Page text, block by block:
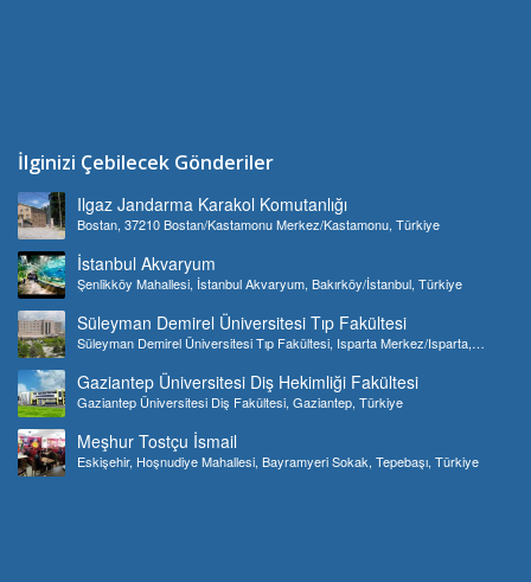
İlginizi Çebilecek Gönderiler
Ilgaz Jandarma Karakol Komutanlığı
Bostan, 37210 Bostan/Kastamonu Merkez/Kastamonu, Türkiye
İstanbul Akvaryum
Şenlikköy Mahallesi, İstanbul Akvaryum, Bakırköy/İstanbul, Türkiye
Süleyman Demirel Üniversitesi Tıp Fakültesi
Süleyman Demirel Üniversitesi Tıp Fakültesi, Isparta Merkez/Isparta,
Gaziantep Üniversitesi Diş Hekimliği Fakültesi
Gaziantep Üniversitesi Diş Fakültesi, Gaziantep, Türkiye
Meşhur Tostçu İsmail
Eskişehir, Hoşnudiye Mahallesi, Bayramyeri Sokak, Tepebaşı, Türkiye